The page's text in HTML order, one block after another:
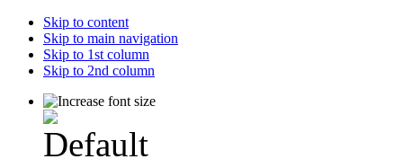
Skip to content
Skip to main navigation
Skip to 1st column
Skip to 2nd column